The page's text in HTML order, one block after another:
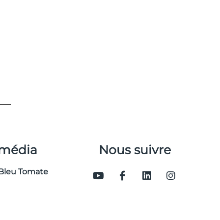
Tomate
Nous suivre